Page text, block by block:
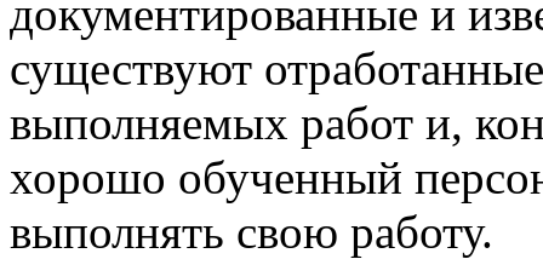
документированные и
существуют
выполняемых работ и,
хорошо обученный
выполнять свою работу.